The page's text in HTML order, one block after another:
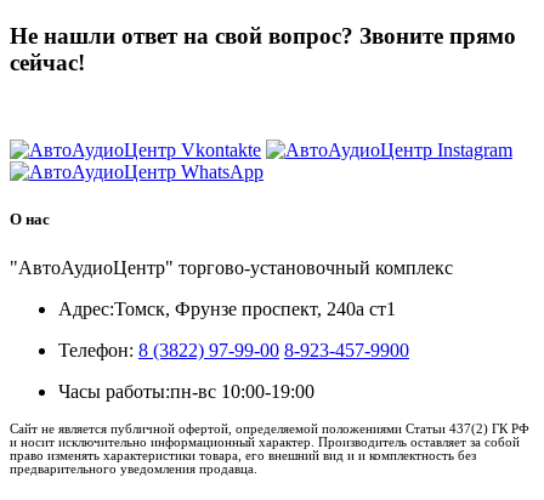
Не нашли ответ на свой вопрос? Звоните прямо
сейчас!
О нас
"АвтоАудиоЦентр" торгово-установочный комплекс
Адрес:Томск, Фрунзе проспект, 240а ст1
Телефон: 8 (3822) 97-99-00 8-923-457-9900
Часы работы:пн-вс 10:00-19:00
Сайт не является публичной офертой, определяемой положениями Статьи 437(2) ГК РФ
и носит исключительно информационный характер. Производитель оставляет за собой
право изменять характеристики товара, его внешний вид и и комплектность без
предварительного уведомления продавца.